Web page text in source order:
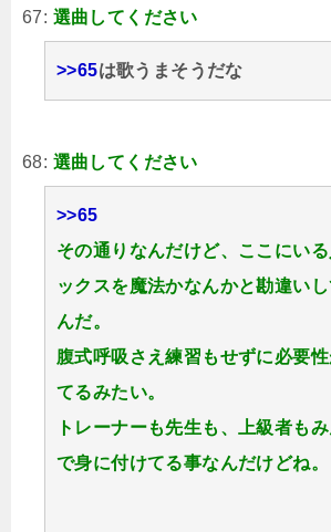
67: 選曲してください
>>65は歌うまそうだな
68: 選曲してください
>>65
その通りなんだけど、ここにいる
ックスを魔法かなんかと勘違い
んだ。
腹式呼吸さえ練習もせずに必要性
てるみたい。
トレーナーも先生も、上級者も
で身に付けてる事なんだけどね。